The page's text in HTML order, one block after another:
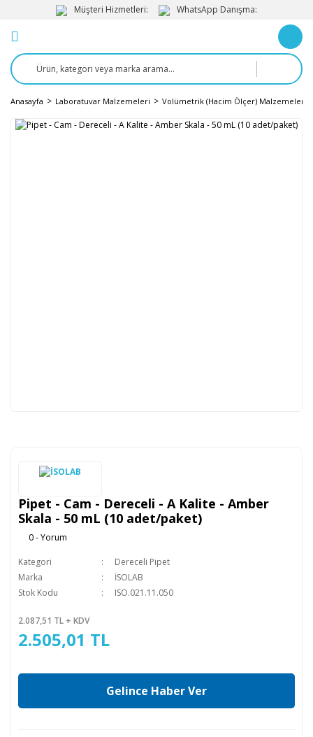
Müşteri Hizmetleri: WhatsApp Danışma:
Anasayfa Laboratuvar Malzemeleri Volümetrik (Hacim Ölçer) Malzemeler
Pipet - Cam - Dereceli - A Kalite - Amber
Skala - 50 mL (10 adet/paket)
0 - Yorum
Kategori
Dereceli Pipet
Marka
İSOLAB
Stok Kodu
ISO.021.11.050
2.087,51 TL + KDV
2.505,01 TL
Gelince Haber Ver